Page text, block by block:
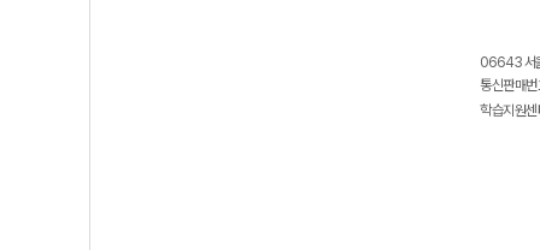
06643 서
통신판매
학습지원